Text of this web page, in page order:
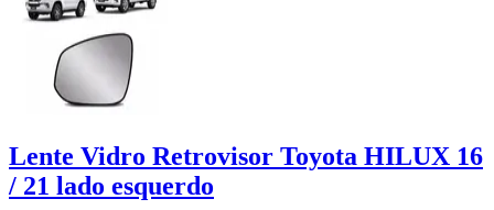
Lente Vidro Retrovisor Toyota HILUX 16
/ 21 lado esquerdo